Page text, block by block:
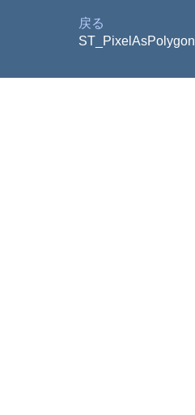
戻る
ST_PixelAsPolygon